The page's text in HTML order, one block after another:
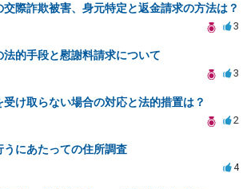
交際詐欺被害、身元特定と返金請求の方法は？
3
法的手段と慰謝料請求について
3
け取らない場合の対応と法的措置は？
2
うにあたっての住所調査
4